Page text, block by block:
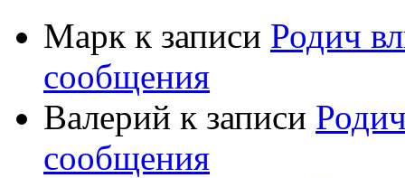
Марк к записи Родич
сообщения
Валерий к записи
сообщения